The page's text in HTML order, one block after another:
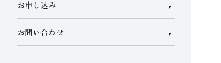
お申し込み
お問い合わせ